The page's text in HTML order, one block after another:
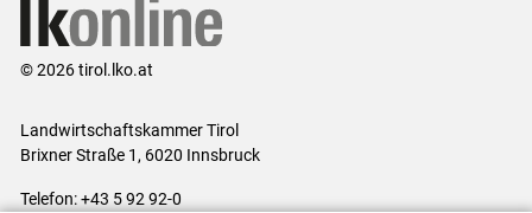
© 2026 tirol.lko.at
Landwirtschaftskammer Tirol
Brixner Straße 1, 6020 Innsbruck
Telefon: +43 5 92 92-0